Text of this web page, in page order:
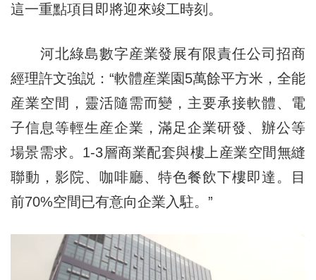
這一重點項目即將迎來竣工時刻。
河北綠島數字産業發展有限責任公司招商
經理許文強説：“軟體産業園5萬餘平方米，全能
産業空間，靈活隨需而變，主要承接軟體、電
子信息等輕生産企業，滿足企業研發、辦公等
場景需求。1-3層商業配套與樓上産業空間無縫
聯動，影院、咖啡廳、特色餐飲下樓即達。目
前70%空間已有意向企業入駐。”